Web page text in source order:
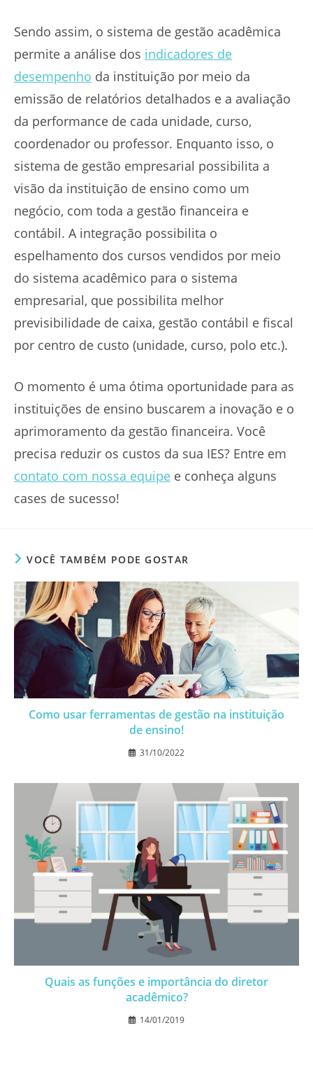
Sendo assim, o sistema de gestão acadêmica
permite a análise dos indicadores de
desempenho da instituição por meio da
emissão de relatórios detalhados e a avaliação
da performance de cada unidade, curso,
coordenador ou professor. Enquanto isso, o
sistema de gestão empresarial possibilita a
visão da instituição de ensino como um
negócio, com toda a gestão financeira e
contábil. A integração possibilita o
espelhamento dos cursos vendidos por meio
do sistema acadêmico para o sistema
empresarial, que possibilita melhor
previsibilidade de caixa, gestão contábil e fiscal
por centro de custo (unidade, curso, polo etc.).
O momento é uma ótima oportunidade para as
instituições de ensino buscarem a inovação e o
aprimoramento da gestão financeira. Você
precisa reduzir os custos da sua IES? Entre em
contato com nossa equipe e conheça alguns
cases de sucesso!
VOCÊ TAMBÉM PODE GOSTAR
Como usar ferramentas de gestão na instituição
de ensino!
31/10/2022
Quais as funções e importância do diretor
acadêmico?
14/01/2019